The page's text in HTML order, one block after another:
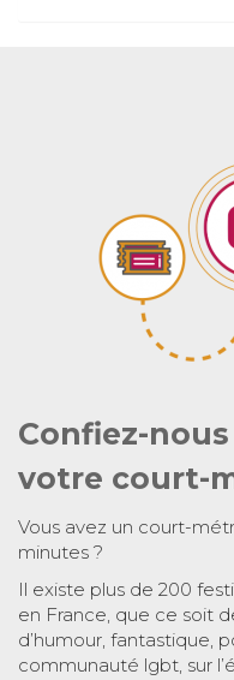
Confiez-
votre court-
Vous avez un court-
minutes ?
Il existe plus de 200
en France, que ce soit
d’humour, fantastique,
communauté lgbt, sur